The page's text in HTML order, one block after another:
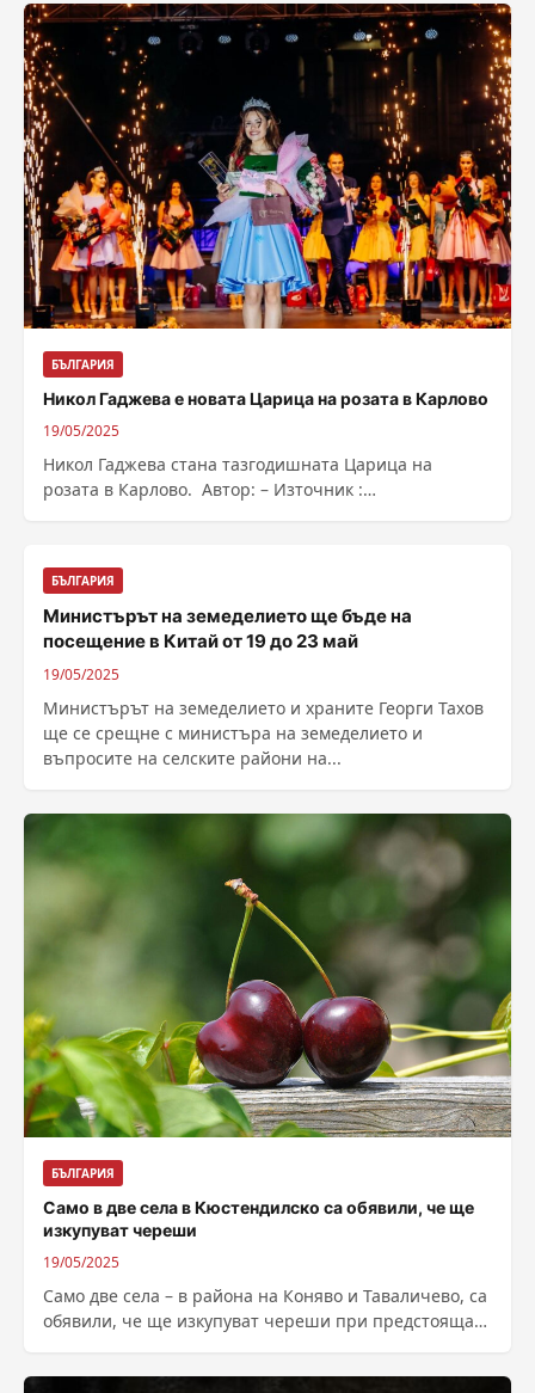
БЪЛГАРИЯ
Никол Гаджева е новата Царица на розата в Карлово
19/05/2025
Никол Гаджева стана тазгодишната Царица на
розата в Карлово. Автор: – Източник :
БЪЛГАРИЯ
Министърът на земеделието ще бъде на
посещение в Китай от 19 до 23 май
19/05/2025
Министърът на земеделието и храните Георги Тахов
ще се срещне с министъра на земеделието и
въпросите на селските райони на...
БЪЛГАРИЯ
Само в две села в Кюстендилско са обявили, че ще
изкупуват череши
19/05/2025
Само две села – в района на Коняво и Таваличево, са
обявили, че ще изкупуват череши при предстоящата